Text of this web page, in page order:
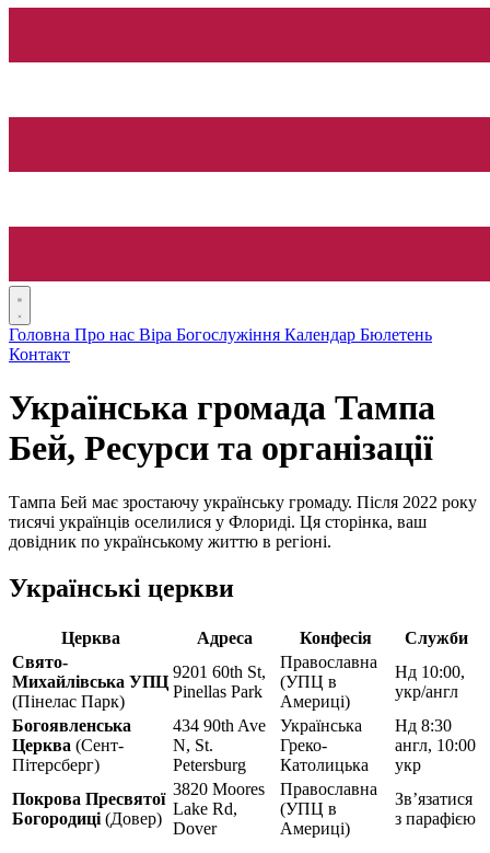
Головна Про нас Віра Богослужіння Календар Бюлетень
Контакт
Українська громада Тампа
Бей, Ресурси та організації
Тампа Бей має зростаючу українську громаду. Після 2022 року
тисячі українців оселилися у Флориді. Ця сторінка, ваш
довідник по українському життю в регіоні.
Українські церкви
Церква Адреса Конфесія
Служби
Свято-
Михайлівська УПЦ
(Пінелас Парк)
9201 60th St,
Pinellas Park
Православна
(УПЦ в
Америці)
Нд 10:00,
укр/англ
Богоявленська
Церква (Сент-
Пітерсберг)
434 90th Ave
N, St.
Petersburg
Українська
Греко-
Католицька
Нд 8:30
англ, 10:00
укр
Покрова Пресвятої
Богородиці (Довер)
3820 Moores
Lake Rd,
Dover
Православна
(УПЦ в
Америці)
Зв’язатися
з парафією